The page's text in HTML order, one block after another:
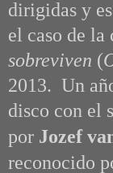
dirigidas y
el caso de la
sobreviven (
2013. Un
disco con el
por Jozef
reconocido